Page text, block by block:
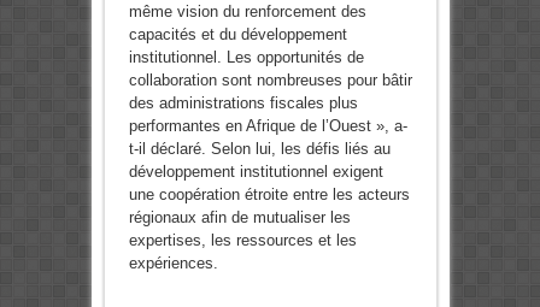
même vision du renforcement des
capacités et du développement
institutionnel. Les opportunités de
collaboration sont nombreuses pour bâtir
des administrations fiscales plus
performantes en Afrique de l’Ouest », a-
t-il déclaré. Selon lui, les défis liés au
développement institutionnel exigent
une coopération étroite entre les acteurs
régionaux afin de mutualiser les
expertises, les ressources et les
expériences.